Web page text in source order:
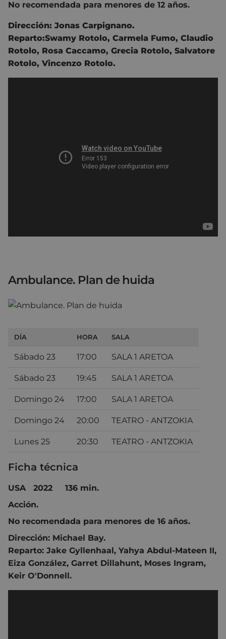
No recomendada para menores de 12 años.
Dirección: Jonas Carpignano.
Reparto:Swamy Rotolo, Carmela Fumo, Claudio
Rotolo, Rosa Caccamo, Grecia Rotolo, Salvatore
Rotolo, Vincenzo Rotolo.
Ambulance. Plan de huida
DÍA HORA SALA
Sábado 23 17:00 SALA 1 ARETOA
Sábado 23 19:45 SALA 1 ARETOA
Domingo 24 17:00 SALA 1 ARETOA
Domingo 24 20:00 TEATRO - ANTZOKIA
Lunes 25 20:30 TEATRO - ANTZOKIA
Ficha técnica
USA 2022 136 min.
Acción.
No recomendada para menores de 16 años.
Dirección: Michael Bay.
Reparto: Jake Gyllenhaal, Yahya Abdul-Mateen II,
Eiza González, Garret Dillahunt, Moses Ingram,
Keir O'Donnell.